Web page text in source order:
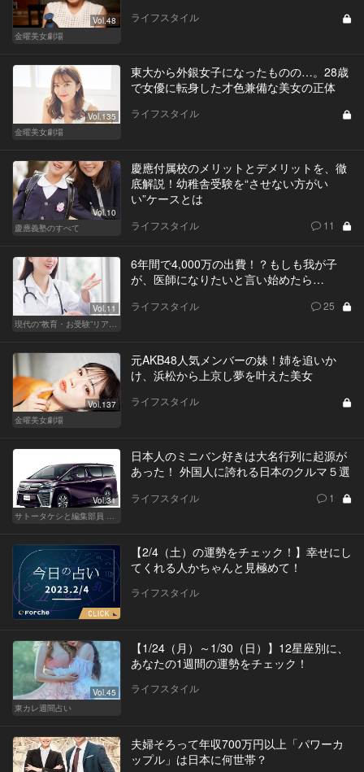
Vol.48
金曜美女劇場
ライフスタイル
Vol.135
金曜美女劇場
東大から外銀女子になったものの…。28歳
で女優に転身した才色兼備な美女の正体
ライフスタイル
Vol.10
慶應義塾のすべて
慶應付属校のメリットとデメリットを、徹
底解説！幼稚舎受験を“させない方がい
い”ケースとは
ライフスタイル 11
Vol.11
6年間で4,000万の出費！？もしも我が子
が、医師になりたいと言い始めたら…
ライフスタイル 25
Vol.137
金曜美女劇場
元AKB48人気メンバーの妹！姉を追いか
け、浜松から上京し夢を叶えた美女
ライフスタイル
Vol.31
日本人のミニバン好きは大名行列に起源が
あった！ 外国人に誇れる日本のクルマ５選
ライフスタイル 1
【2/4（土）の運勢をチェック！】幸せにし
てくれる人かちゃんと見極めて！
ライフスタイル
Vol.45
東カレ週間占い
【1/24（月）～1/30（日）】12星座別に、
あなたの1週間の運勢をチェック！
ライフスタイル
夫婦そろって年収700万円以上「パワーカ
ップル」は日本に何世帯？